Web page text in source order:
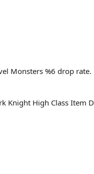
Monsters %6 drop rate.
Knight High Class Item